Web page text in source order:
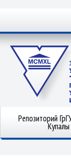
Репозиторий
Купалы